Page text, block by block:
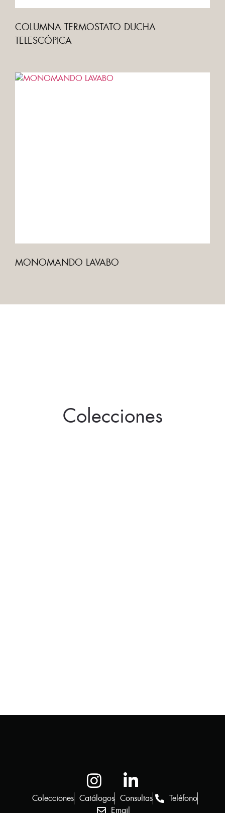
COLUMNA TERMOSTATO DUCHA
TELESCÓPICA
MONOMANDO LAVABO
Colecciones
Colecciones Catálogos Consultas
Teléfono
Email